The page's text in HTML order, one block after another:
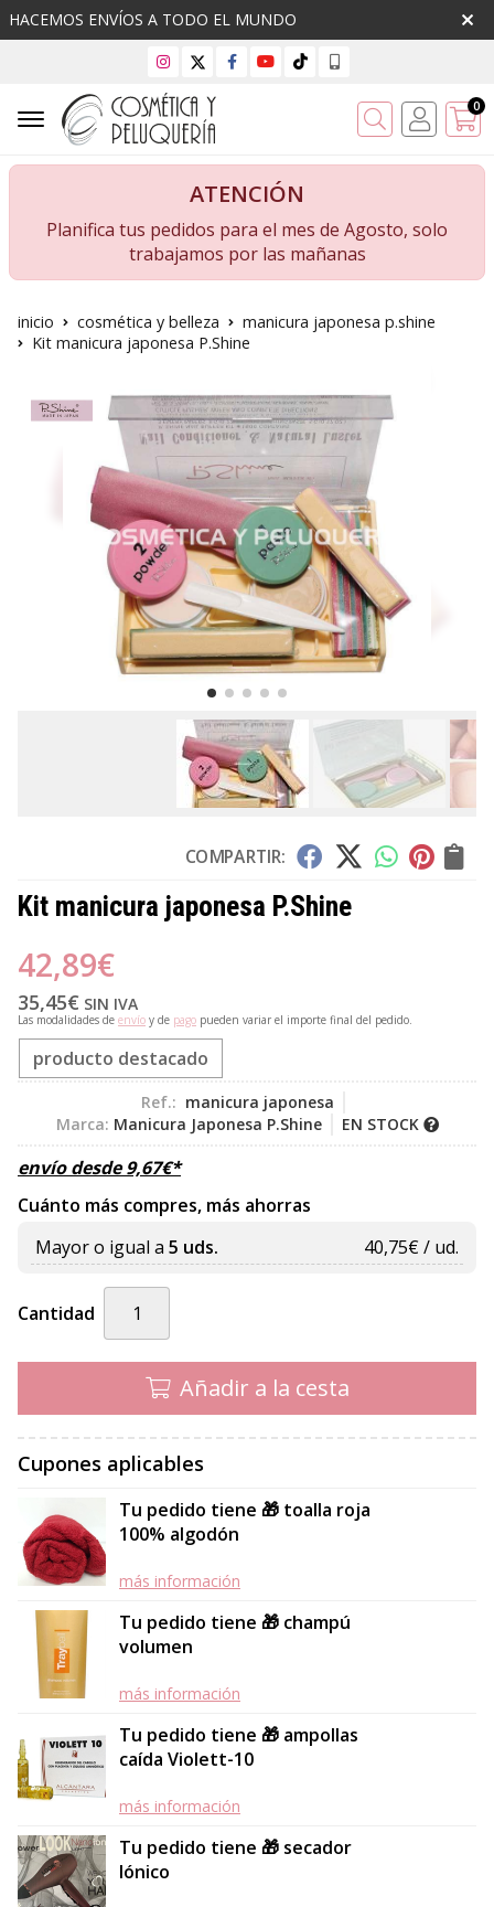
HACEMOS ENVÍOS A TODO EL MUNDO
Buscar 0
ATENCIÓN
Planifica tus pedidos para el mes de Agosto, solo
trabajamos por las mañanas
inicio cosmética y belleza
manicura japonesa p.shine
Kit manicura japonesa P.Shine
COMPARTIR:
Kit manicura japonesa P.Shine
42,89€
35,45€ SIN IVA
Las modalidades de envío y de pago pueden variar el importe final del pedido.
producto destacado
Ref.: manicura japonesa
Marca: Manicura Japonesa P.Shine EN STOCK
envío desde9,67€*
Cuánto más compres, más ahorras
Mayor o igual a 5 uds. 40,75€ / ud.
Cantidad
Añadir a la cesta
Cupones aplicables
Tu pedido tiene 🎁 toalla roja
100% algodón
más información
Tu pedido tiene 🎁 champú
volumen
más información
Tu pedido tiene 🎁 ampollas
caída Violett-10
más información
Tu pedido tiene 🎁 secador
Iónico